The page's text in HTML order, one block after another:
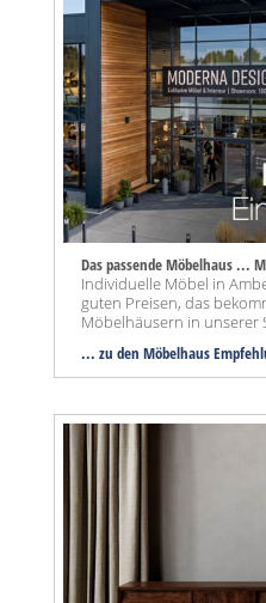
Das passende Möbelhaus ...
Individuelle Möbel in
guten Preisen, das
Möbelhäusern in unserer
... zu den Möbelhaus